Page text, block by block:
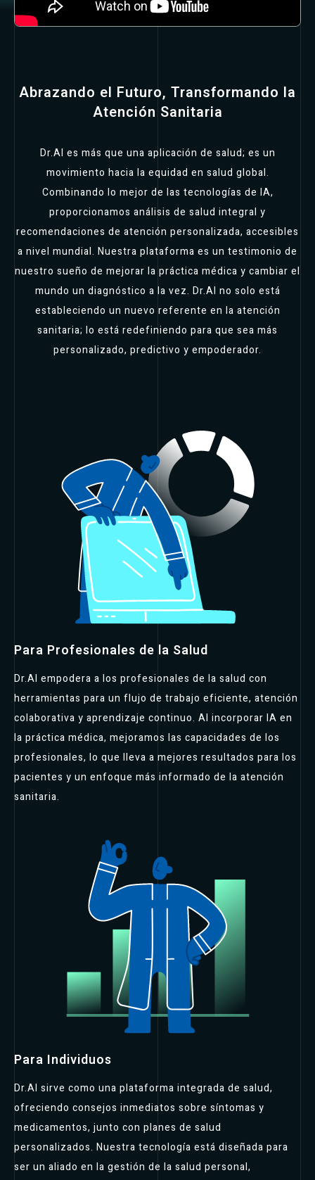
Abrazando el Futuro, Transformando la
Atención Sanitaria
Dr.AI es más que una aplicación de salud; es un
movimiento hacia la equidad en salud global.
Combinando lo mejor de las tecnologías de IA,
proporcionamos análisis de salud integral y
recomendaciones de atención personalizada, accesibles
a nivel mundial. Nuestra plataforma es un testimonio de
nuestro sueño de mejorar la práctica médica y cambiar el
mundo un diagnóstico a la vez. Dr.AI no solo está
estableciendo un nuevo referente en la atención
sanitaria; lo está redefiniendo para que sea más
personalizado, predictivo y empoderador.
Para Profesionales de la Salud
Dr.AI empodera a los profesionales de la salud con
herramientas para un flujo de trabajo eficiente, atención
colaborativa y aprendizaje continuo. Al incorporar IA en
la práctica médica, mejoramos las capacidades de los
profesionales, lo que lleva a mejores resultados para los
pacientes y un enfoque más informado de la atención
sanitaria.
Para Individuos
Dr.AI sirve como una plataforma integrada de salud,
ofreciendo consejos inmediatos sobre síntomas y
medicamentos, junto con planes de salud
personalizados. Nuestra tecnología está diseñada para
ser un aliado en la gestión de la salud personal,